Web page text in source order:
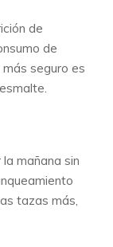
de
de
seguro es
mañana sin
tazas más,